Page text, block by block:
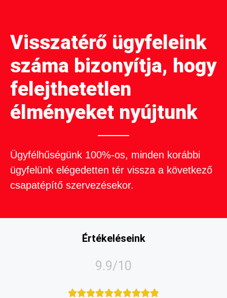
Visszatérő ügyfeleink
száma bizonyítja, hogy
felejthetetlen
élményeket nyújtunk
Ügyfélhűségünk 100%-os, minden korábbi
ügyfelünk elégedetten tér vissza a következő
csapatépítő szervezésekor.
Értékeléseink
9.9/10
